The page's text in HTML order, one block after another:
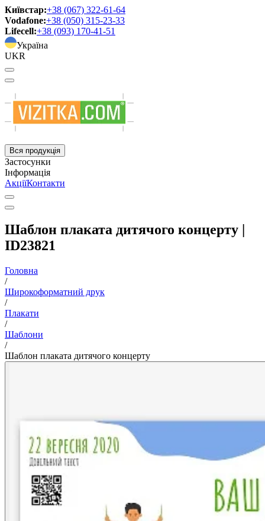
Київстар:+38 (067) 322-61-64
Vodafone:+38 (050) 315-23-33
Lifecell:+38 (093) 170-41-51
Україна
UKR
Вся продукція
Застосунки
Інформація
АкціїКонтакти
Шаблон плаката дитячого концерту |
ID23821
Головна
/
Широкоформатний друк
/
Плакати
/
Шаблони
/
Шаблон плаката дитячого концерту